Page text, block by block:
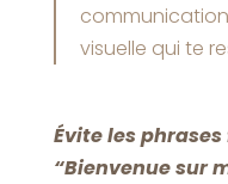
visuelle qui te
Évite les
“Bienvenue sur